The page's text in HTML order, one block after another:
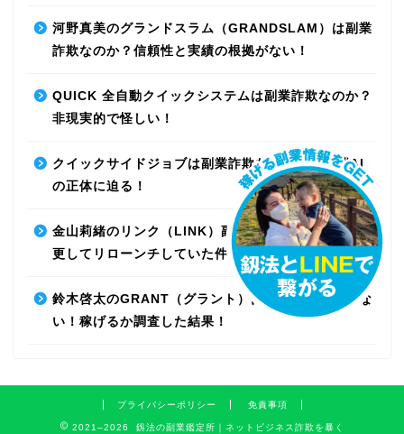
河野真美のグランドスラム（GRANDSLAM）は副業
詐欺なのか？信頼性と実績の根拠がない！
QUICK 全自動クイックシステムは副業詐欺なのか？
非現実的で怪しい！
クイックサイドジョブは副業詐欺なのか？最先端AI
の正体に迫る！
金山莉緒のリンク（LINK）副業詐欺！運営会社を変
更してリローンチしていた件！【再編集】
鈴木啓太のGRANT（グラント）は副業詐欺で稼げな
い！稼げるか調査した結果！
プライバシーポリシー 免責事項
2021–2026 釼法の副業鑑定所｜ネットビジネス詐欺を暴く